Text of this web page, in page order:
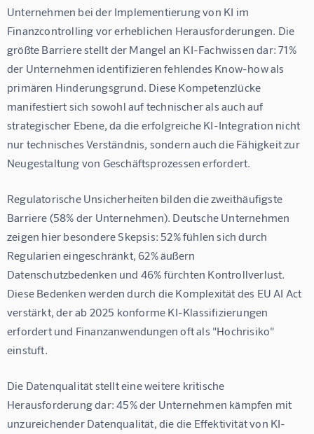
Unternehmen bei der Implementierung von KI im
Finanzcontrolling vor erheblichen Herausforderungen. Die
größte Barriere stellt der Mangel an KI-Fachwissen dar: 71%
der Unternehmen identifizieren fehlendes Know-how als
primären Hinderungsgrund. Diese Kompetenzlücke
manifestiert sich sowohl auf technischer als auch auf
strategischer Ebene, da die erfolgreiche KI-Integration nicht
nur technisches Verständnis, sondern auch die Fähigkeit zur
Neugestaltung von Geschäftsprozessen erfordert.
Regulatorische Unsicherheiten bilden die zweithäufigste
Barriere (58% der Unternehmen). Deutsche Unternehmen
zeigen hier besondere Skepsis: 52% fühlen sich durch
Regularien eingeschränkt, 62% äußern
Datenschutzbedenken und 46% fürchten Kontrollverlust.
Diese Bedenken werden durch die Komplexität des EU AI Act
verstärkt, der ab 2025 konforme KI-Klassifizierungen
erfordert und Finanzanwendungen oft als "Hochrisiko"
einstuft.
Die Datenqualität stellt eine weitere kritische
Herausforderung dar: 45% der Unternehmen kämpfen mit
unzureichender Datenqualität, die die Effektivität von KI-